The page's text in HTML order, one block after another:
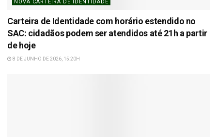
NOVA CARTEIRA DE IDENTIDADE
Carteira de Identidade com horário estendido no
SAC: cidadãos podem ser atendidos até 21h a partir
de hoje
8 DE JUNHO DE 2026, 15:20H